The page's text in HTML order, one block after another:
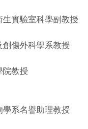
實驗室科學副教授
傷外科學系教授
院教授
系名譽助理教授